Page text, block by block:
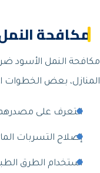
مكافحة
مكافحة النمل الأسود
المنازل، بعض الخطوات
التعرف على
إصلاح التسربات
استخدام الطرق